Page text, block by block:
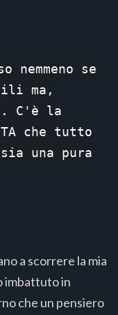
nemmeno se
ma,
C'è la
che tutto
una pura
a scorrere la mia
imbattuto in
che un pensiero